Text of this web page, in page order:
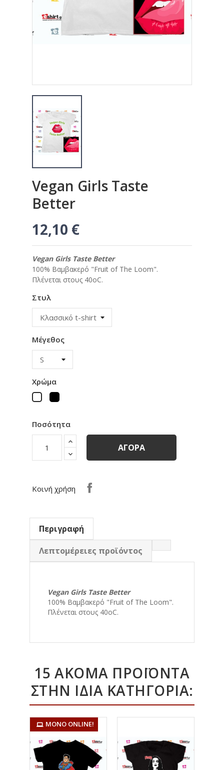
Vegan Girls Taste
Better
12,10 €
Vegan Girls Taste Better
100% Βαμβακερό "Fruit of The Loom".
Πλένεται στους 40οC.
Στυλ
Μέγεθος
Χρώμα
Μαύρο
Ποσότητα
ΑΓΟΡΆ
Κοινή χρήση
Περιγραφή
Λεπτομέρειες προϊόντος
Vegan Girls Taste Better
100% Βαμβακερό "Fruit of The Loom".
Πλένεται στους 40οC.
15 ΑΚΌΜΑ ΠΡΟΪΌΝΤΑ
ΣΤΗΝ ΊΔΙΑ ΚΑΤΗΓΟΡΊΑ:
ΜΌΝΟ ONLINE!